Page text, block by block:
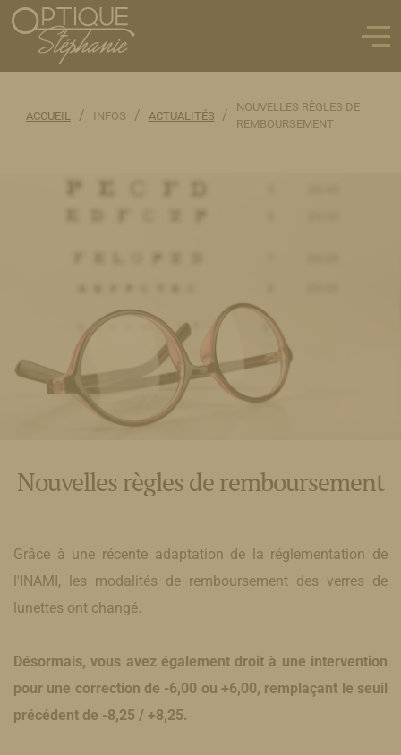
ACCUEIL / INFOS / ACTUALITÉS /
NOUVELLES RÈGLES DE
REMBOURSEMENT
Nouvelles règles de remboursement
Grâce à une récente adaptation de la réglementation de
l'INAMI, les modalités de remboursement des verres de
lunettes ont changé.
Désormais, vous avez également droit à une intervention
pour une correction de -6,00 ou +6,00, remplaçant le seuil
précédent de -8,25 / +8,25.